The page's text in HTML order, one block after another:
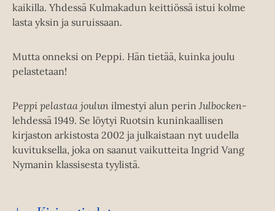
kaikilla. Yhdessä Kulmakadun keittiössä istui kolme
lasta yksin ja suruissaan.
Mutta onneksi on Peppi. Hän tietää, kuinka joulu
pelastetaan!
Peppi pelastaa joulun ilmestyi alun perin Julbocken-
lehdessä 1949. Se löytyi Ruotsin kuninkaallisen
kirjaston arkistosta 2002 ja julkaistaan nyt uudella
kuvituksella, joka on saanut vaikutteita Ingrid Vang
Nymanin klassisesta tyylistä.